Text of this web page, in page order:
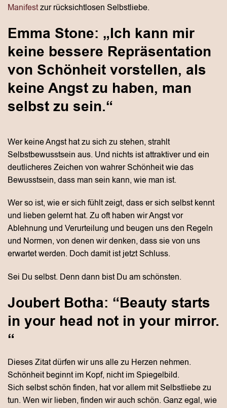
Manifestzur rücksichtlosen Selbstliebe.
Emma Stone: „Ich kann mir
keine bessere Repräsentation
von Schönheit vorstellen, als
keine Angst zu haben, man
selbst zu sein.“
Wer keine Angst hat zu sich zu stehen, strahlt
Selbstbewusstsein aus. Und nichts ist attraktiver und ein
deutlicheres Zeichen von wahrer Schönheit wie das
Bewusstsein, dass man sein kann, wie man ist.
Wer so ist, wie er sich fühlt zeigt, dass er sich selbst kennt
und lieben gelernt hat. Zu oft haben wir Angst vor
Ablehnung und Verurteilung und beugen uns den Regeln
und Normen, von denen wir denken, dass sie von uns
erwartet werden. Doch damit ist jetzt Schluss.
Sei Du selbst. Denn dann bist Du am schönsten.
Joubert Botha: “Beauty starts
in your head not in your mirror.
“
Dieses Zitat dürfen wir uns alle zu Herzen nehmen.
Schönheit beginnt im Kopf, nicht im Spiegelbild.
Sich selbst schön finden, hat vor allem mit Selbstliebe zu
tun. Wen wir lieben, finden wir auch schön. Ganz egal, wie